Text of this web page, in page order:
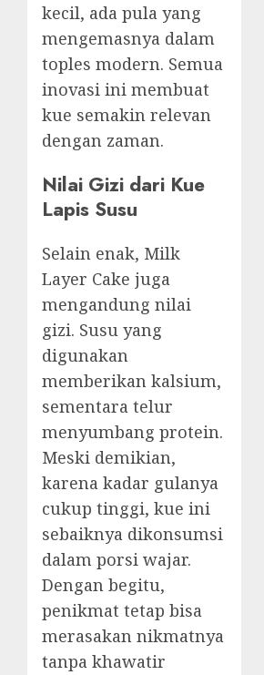
kecil, ada pula yang
mengemasnya dalam
toples modern. Semua
inovasi ini membuat
kue semakin relevan
dengan zaman.
Nilai Gizi dari Kue
Lapis Susu
Selain enak, Milk
Layer Cake juga
mengandung nilai
gizi. Susu yang
digunakan
memberikan kalsium,
sementara telur
menyumbang protein.
Meski demikian,
karena kadar gulanya
cukup tinggi, kue ini
sebaiknya dikonsumsi
dalam porsi wajar.
Dengan begitu,
penikmat tetap bisa
merasakan nikmatnya
tanpa khawatir